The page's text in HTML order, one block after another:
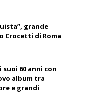
grande
Crocetti di Roma
suoi 60 anni con
album tra
e grandi